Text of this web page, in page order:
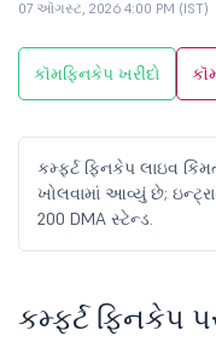
07 ઑગસ્ટ, 2026 4:00 PM (IST)
કૉમફિનકેપ ખરીદો
કમ્ફર્ટ ફિનકેપ લાઇવ
ખોલવામાં આવ્યું છે;
200 DMA સ્ટેન્ડ.
કમ્ફર્ટ ફિનકેપ